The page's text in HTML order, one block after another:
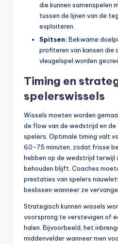
die kunnen samenspelen
tussen de lijnen van de
exploiteren.
Spitsen: Bekwame
profiteren van kansen die
vleugelspel worden
Timing en
spelerswissels
Wissels moeten worden
de flow van de wedstrijd en
spelers. Optimale timing valt
60-75 minuten, zodat frisse
hebben op de wedstrijd terwijl
behouden blijft. Coaches
prestaties van spelers
beslissen wanneer ze
Strategisch kunnen wissels
voorsprong te verstevigen of
halen. Bijvoorbeeld, het
middenvelder wanneer men